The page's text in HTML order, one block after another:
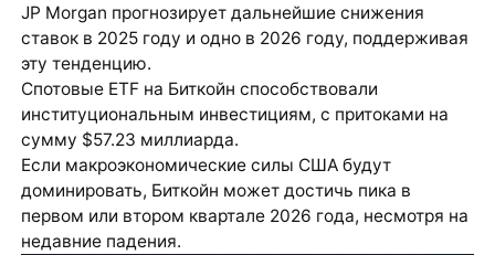
JP Morgan прогнозирует дальнейшие снижения
ставок в 2025 году и одно в 2026 году, поддерживая
эту тенденцию.
Спотовые ETF на Биткойн способствовали
институциональным инвестициям, с притоками на
сумму $57.23 миллиарда.
Если макроэкономические силы США будут
доминировать, Биткойн может достичь пика в
первом или втором квартале 2026 года, несмотря на
недавние падения.